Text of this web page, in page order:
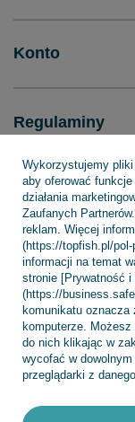
Konto
Regulaminy
INFORMACJE
POMOC
+48 695 775 577
TopFish Sp. z o.o.
Wykorzystujemy pliki
aby oferować
działania
Zaufanych
reklam. Więcej
(https://topfish.pl/
informacji na temat
stronie [Prywatność i
(https://
komunikatu oznacza
komputerze.
do nich klikając w
wycofać w
przeglądarki z